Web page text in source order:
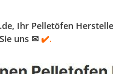
Ihr Pelletöfen
uns ✉ ✔️.